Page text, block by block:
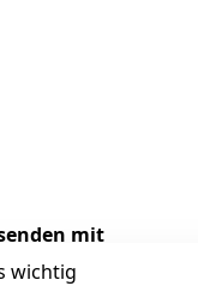
wichtig
mit